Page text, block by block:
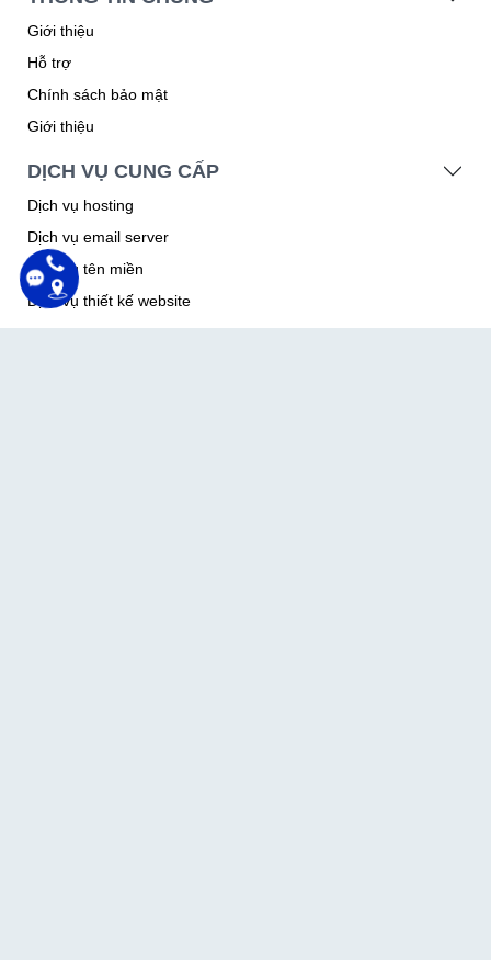
Giới thiệu
Hỗ trợ
Chính sách bảo mật
Giới thiệu
DỊCH VỤ CUNG CẤP
Dịch vụ hosting
Dịch vụ email server
Dịch vụ tên miền
Dịch vụ thiết kế website